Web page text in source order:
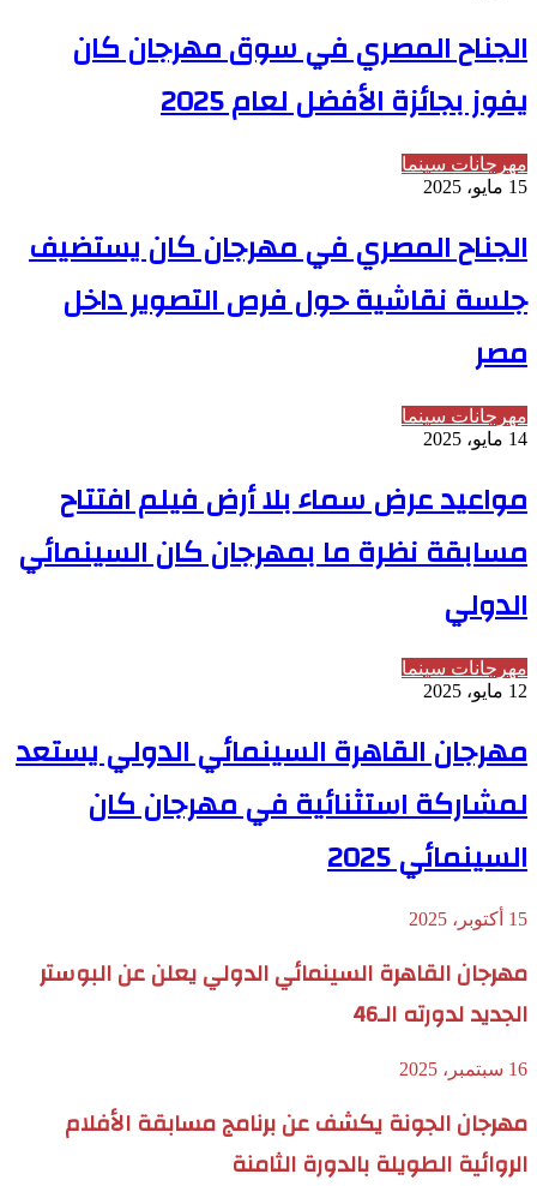
الجناح المصري في سوق مهرجان كان
يفوز بجائزة الأفضل لعام 2025
مهرجانات سينما
15 مايو، 2025
الجناح المصري في مهرجان كان يستضيف
جلسة نقاشية حول فرص التصوير داخل
مصر
مهرجانات سينما
14 مايو، 2025
مواعيد عرض سماء بلا أرض فيلم افتتاح
مسابقة نظرة ما بمهرجان كان السينمائي
الدولي
مهرجانات سينما
12 مايو، 2025
مهرجان القاهرة السينمائي الدولي يستعد
لمشاركة استثنائية في مهرجان كان
السينمائي 2025
15 أكتوبر، 2025
مهرجان القاهرة السينمائي الدولي يعلن عن البوستر
الجديد لدورته الـ46
16 سبتمبر، 2025
مهرجان الجونة يكشف عن برنامج مسابقة الأفلام
الروائية الطويلة بالدورة الثامنة